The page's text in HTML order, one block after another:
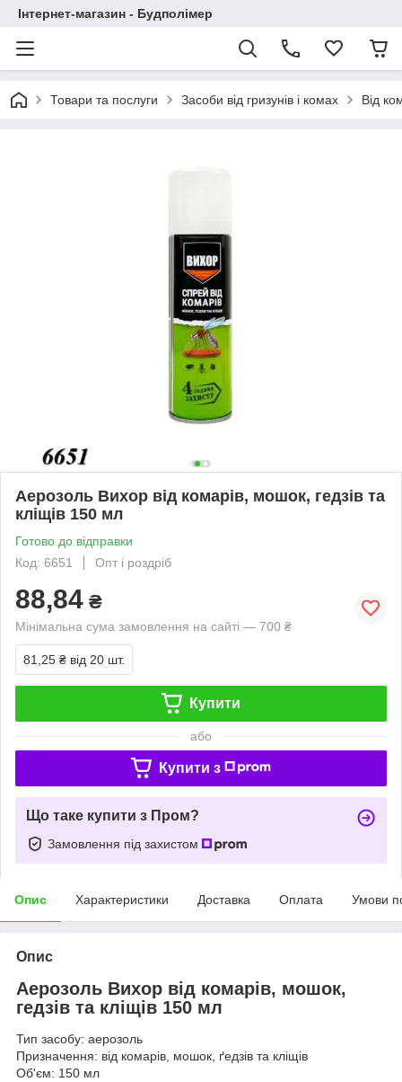
Інтернет-магазин - Будполімер
Товари та послуги Засоби від гризунів і комах Від
Аерозоль Вихор від комарів, мошок, гедзів та
кліщів 150 мл
Готово до відправки
Код: 6651
Опт і роздріб
88,84 ₴
Мінімальна сума замовлення на сайті — 700 ₴
81,25 ₴ від 20 шт.
Купити
або
Купити з
Що таке купити з Пром?
Замовлення під захистом
Опис Характеристики Доставка Оплата Умови
Опис
Аерозоль Вихор від комарів, мошок,
гедзів та кліщів 150 мл
Тип засобу: аерозоль
Призначення: від комарів, мошок, ґедзів та кліщів
Об'єм: 150 мл